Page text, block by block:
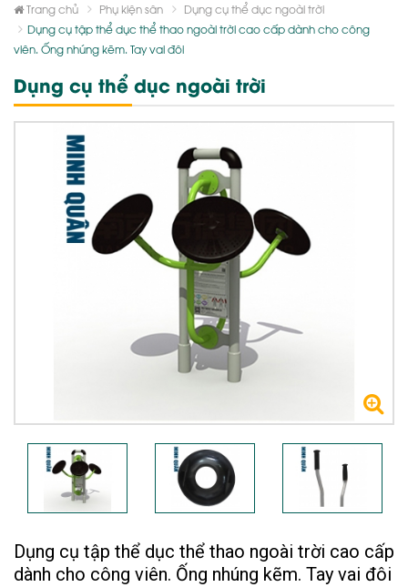
Trang chủ Phụ kiện sân
Dụng cụ thể dục ngoài trời
Dụng cụ tập thể dục thể thao ngoài trời cao cấp dành cho công
viên. Ống nhúng kẽm. Tay vai đôi
Dụng cụ thể dục ngoài trời
Dụng cụ tập thể dục thể thao ngoài trời cao cấp
dành cho công viên. Ống nhúng kẽm. Tay vai đôi